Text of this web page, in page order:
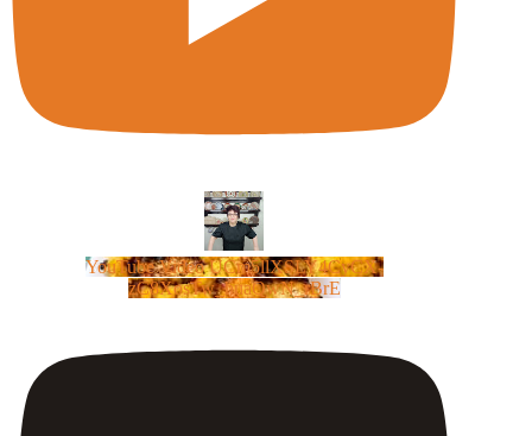
YouTube Video UCm5llXSLY4CyCX-
zC8XosTw_huaQwN_rBrE